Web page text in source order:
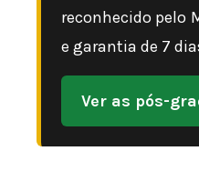
reconhecido pelo
e garantia de 7
Ver as pós-